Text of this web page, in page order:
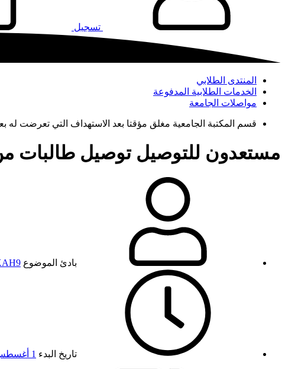
تسجيل
المنتدى الطلابي
الخدمات الطلابية المدفوعة
مواصلات الجامعة
قسم المكتبة الجامعية مغلق مؤقتا بعد الاستهداف التي تعرضت له
مستعدون للتوصيل توصيل طالبات
بادئ الموضوع
تاريخ البدء 1 أغسطس 2019